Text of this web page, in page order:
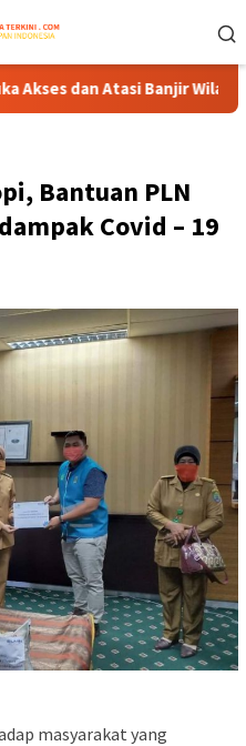
Atasi Banjir Wilayah
Bantuan PLN
Covid – 19
masyarakat yang